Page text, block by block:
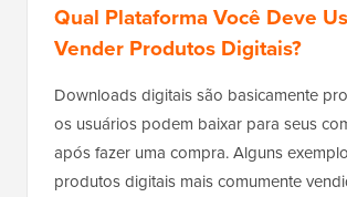
Qual Plataforma Você Deve
Vender Produtos Digitais?
Downloads digitais são basicamente
os usuários podem baixar para seus
após fazer uma compra. Alguns
produtos digitais mais comumente